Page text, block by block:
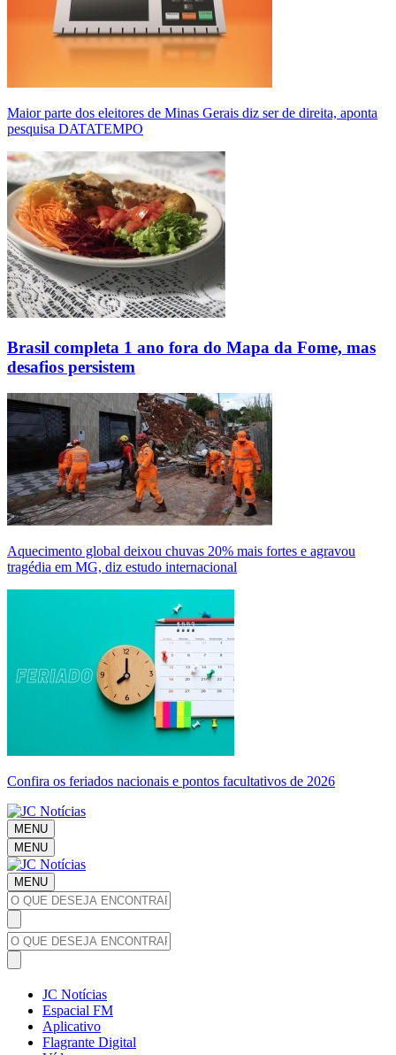
Maior parte dos eleitores de Minas Gerais diz ser de direita, aponta
pesquisa DATATEMPO
Brasil completa 1 ano fora do Mapa da Fome, mas
desafios persistem
Aquecimento global deixou chuvas 20% mais fortes e agravou
tragédia em MG, diz estudo internacional
Confira os feriados nacionais e pontos facultativos de 2026
MENU
MENU
MENU
JC Notícias
Espacial FM
Aplicativo
Flagrante Digital